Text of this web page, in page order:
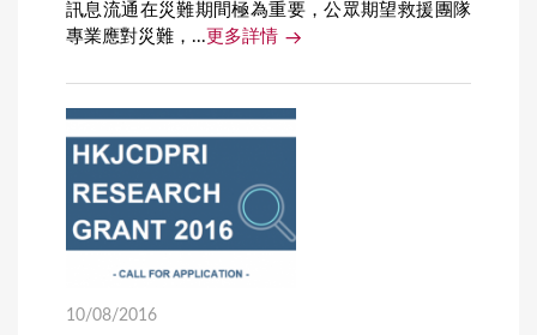
訊息流通在災難期間極為重要，公眾期望救援團隊
專業應對災難，... 更多詳情
10/08/2016